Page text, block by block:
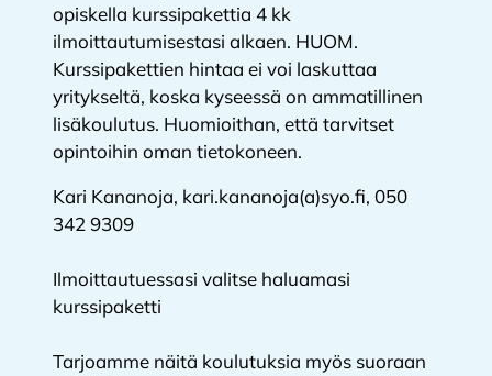
opiskella kurssipakettia 4 kk
ilmoittautumisestasi alkaen. HUOM.
Kurssipakettien hintaa ei voi laskuttaa
yritykseltä, koska kyseessä on ammatillinen
lisäkoulutus. Huomioithan, että tarvitset
opintoihin oman tietokoneen.
Kari Kananoja, kari.kananoja(a)syo.fi, 050
342 9309
Ilmoittautuessasi valitse haluamasi
kurssipaketti
Tarjoamme näitä koulutuksia myös suoraan